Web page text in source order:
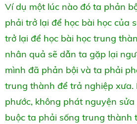
Ví dụ một lúc nào đó ta phản
phải trở lại để học bài học của
trở lại để học bài học trung
nhân quả sẽ dẫn ta gặp lại
mình đã phản bội và ta phải
trung thành để trả nghiệp xưa.
phước, không phát nguyện
buộc ta phải sống trung thành